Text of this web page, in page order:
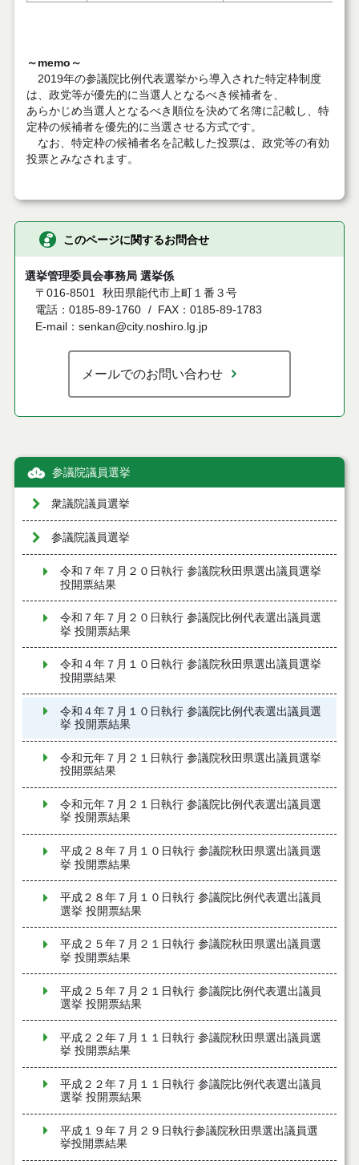
～memo～
2019年の参議院比例代表選挙から導入された特定枠制度
は、政党等が優先的に当選人となるべき候補者を、
あらかじめ当選人となるべき順位を決めて名簿に記載し、特
定枠の候補者を優先的に当選させる方式です。
なお、特定枠の候補者名を記載した投票は、政党等の有効
投票とみなされます。
このページに関するお問合せ
選挙管理委員会事務局 選挙係
〒016-8501 秋田県能代市上町１番３号
電話：0185-89-1760
FAX：0185-89-1783
E-mail：senkan@city.noshiro.lg.jp
メールでのお問い合わせ
参議院議員選挙
衆議院議員選挙
参議院議員選挙
令和７年７月２０日執行 参議院秋田県選出議員選挙
投開票結果
令和７年７月２０日執行 参議院比例代表選出議員選
挙 投開票結果
令和４年７月１０日執行 参議院秋田県選出議員選挙
投開票結果
令和４年７月１０日執行 参議院比例代表選出議員選
挙 投開票結果
令和元年７月２１日執行 参議院秋田県選出議員選挙
投開票結果
令和元年７月２１日執行 参議院比例代表選出議員選
挙 投開票結果
平成２８年７月１０日執行 参議院秋田県選出議員選
挙 投開票結果
平成２８年７月１０日執行 参議院比例代表選出議員
選挙 投開票結果
平成２５年７月２１日執行 参議院秋田県選出議員選
挙 投開票結果
平成２５年７月２１日執行 参議院比例代表選出議員
選挙 投開票結果
平成２２年７月１１日執行 参議院秋田県選出議員選
挙 投開票結果
平成２２年７月１１日執行 参議院比例代表選出議員
選挙 投開票結果
平成１９年７月２９日執行参議院秋田県選出議員選
挙投開票結果